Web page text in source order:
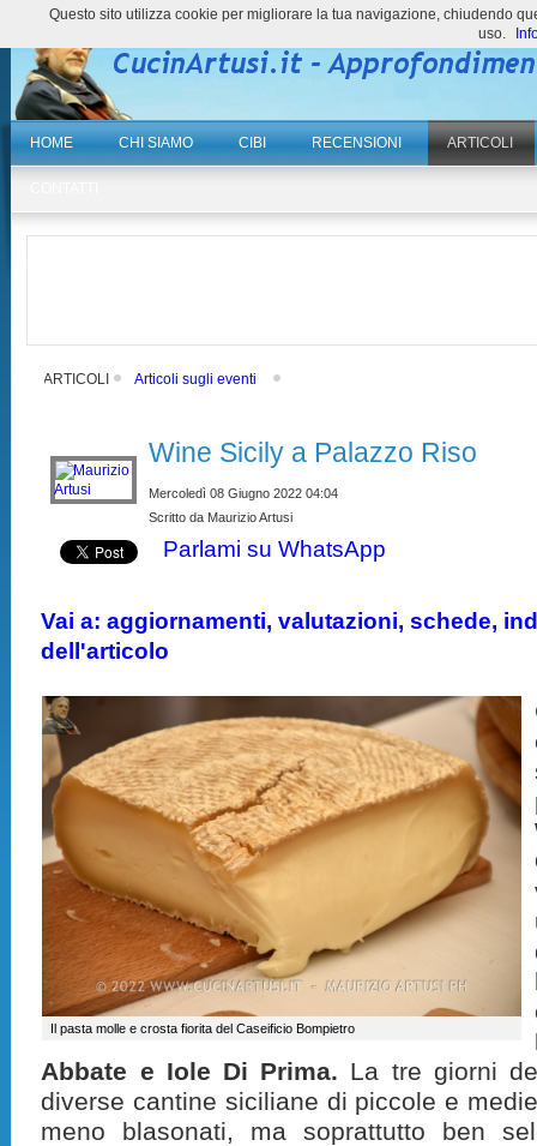
HOME CHI SIAMO CIBI RECENSIONI ARTICOLI
ARTICOLI Articoli sugli eventi
Wine Sicily a Palazzo Riso
Mercoledì 08 Giugno 2022 04:04
Scritto da Maurizio Artusi
Parlami su WhatsApp
Vai a: aggiornamenti, valutazioni, schede,
dell'articolo
Il pasta molle e crosta fiorita del Caseificio Bompietro
Abbate e Iole Di Prima. La tre giorni
diverse cantine siciliane di piccole e
meno blasonati, ma soprattutto ben
Questo sito utilizza cookie per migliorare la tua navigazione, chiudendo
uso.